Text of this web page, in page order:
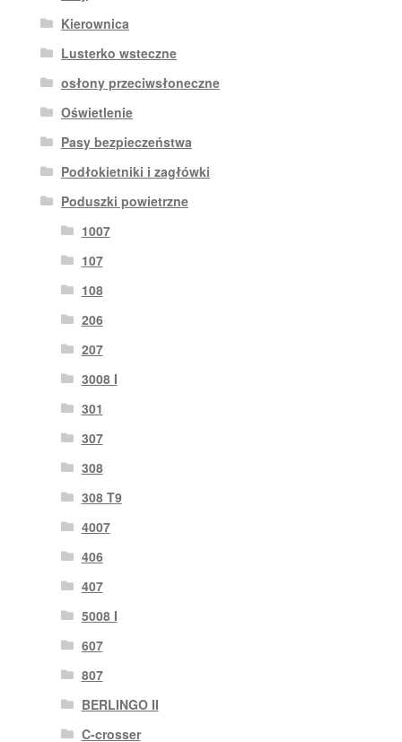
Kierownica
Lusterko wsteczne
osłony przeciwsłoneczne
Oświetlenie
Pasy bezpieczeństwa
Podłokietniki i zagłówki
Poduszki powietrzne
1007
107
108
206
207
3008 I
301
307
308
308 T9
4007
406
407
5008 I
607
807
BERLINGO II
C-crosser